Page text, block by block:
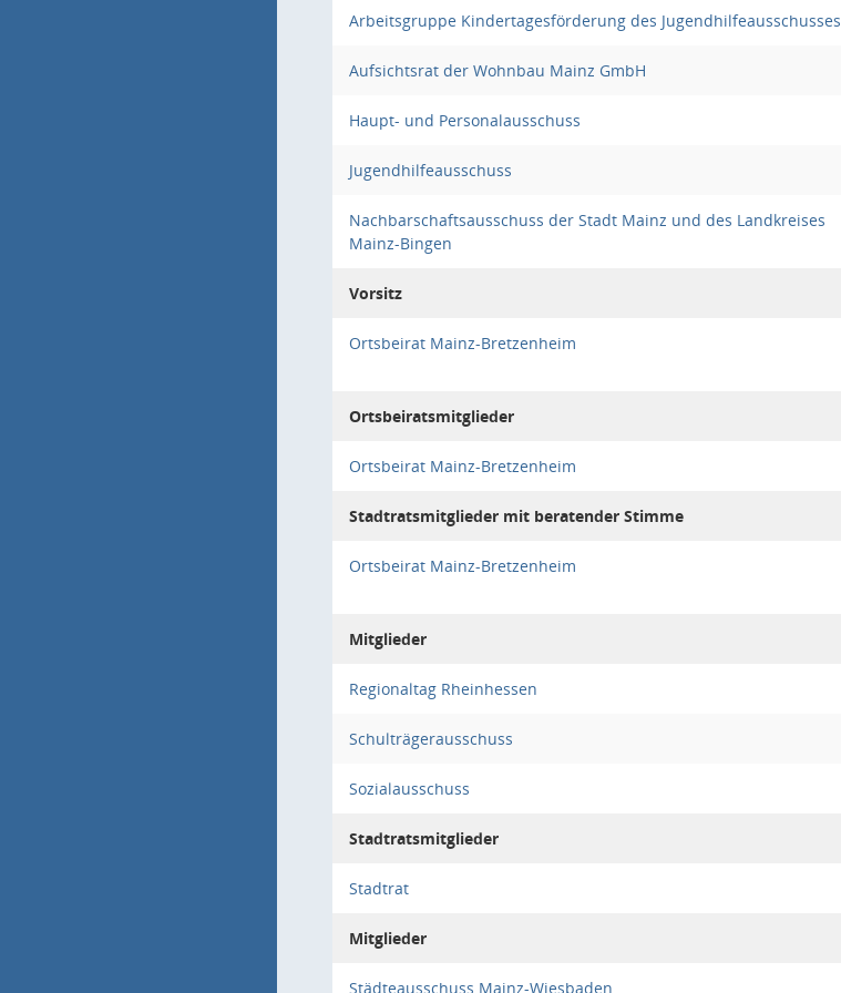
Arbeitsgruppe Kindertagesförderung des Jugendhilfeausschusses
Aufsichtsrat der Wohnbau Mainz GmbH
Haupt- und Personalausschuss
Jugendhilfeausschuss
Nachbarschaftsausschuss der Stadt Mainz und des Landkreises
Mainz-Bingen
Vorsitz
Ortsbeirat Mainz-Bretzenheim
Ortsbeiratsmitglieder
Ortsbeirat Mainz-Bretzenheim
Stadtratsmitglieder mit beratender Stimme
Ortsbeirat Mainz-Bretzenheim
Mitglieder
Regionaltag Rheinhessen
Schulträgerausschuss
Sozialausschuss
Stadtratsmitglieder
Stadtrat
Mitglieder
Städteausschuss Mainz-Wiesbaden